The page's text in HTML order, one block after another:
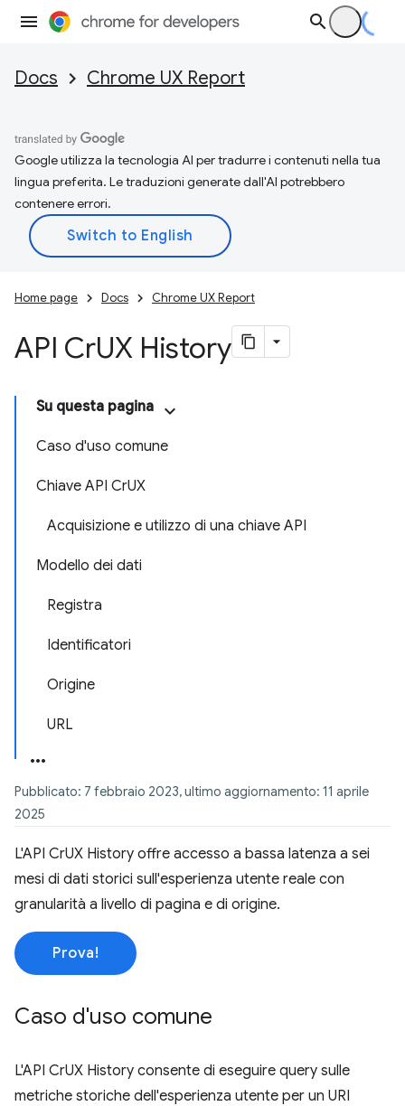
Docs Chrome UX Report
Google utilizza la tecnologia AI per tradurre i contenuti nella tua
lingua preferita. Le traduzioni generate dall'AI potrebbero
contenere errori.
Home page Docs Chrome UX Report
API CrUX History
Su questa pagina
Caso d'uso comune
Chiave API CrUX
Acquisizione e utilizzo di una chiave API
Modello dei dati
Registra
Identificatori
Origine
URL
Pubblicato: 7 febbraio 2023, ultimo aggiornamento: 11 aprile
2025
L'API CrUX History offre accesso a bassa latenza a sei
mesi di dati storici sull'esperienza utente reale con
granularità a livello di pagina e di origine.
Prova!
Caso d'uso comune
L'API CrUX History consente di eseguire query sulle
metriche storiche dell'esperienza utente per un URI